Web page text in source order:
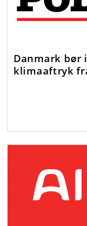
Danmark bør
klimaaftryk